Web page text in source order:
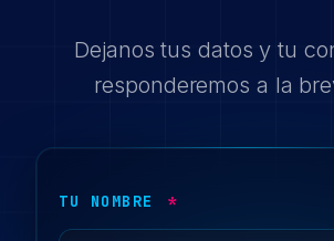
Dejanos tus datos y tu
responderemos a la
TU NOMBRE *